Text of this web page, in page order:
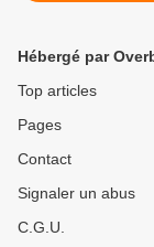
Hébergé par
Top articles
Pages
Contact
Signaler un abus
C.G.U.